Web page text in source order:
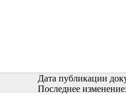
Дата публикации
Последнее